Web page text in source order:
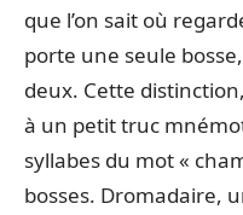
que l’on sait où
porte une seule
deux. Cette
à un petit truc
syllabes du mot «
bosses. Dromadaire,